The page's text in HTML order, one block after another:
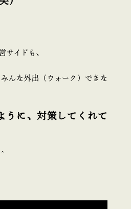
サイドも、
んな外出（ウォーク）できな
うに、対策してくれて